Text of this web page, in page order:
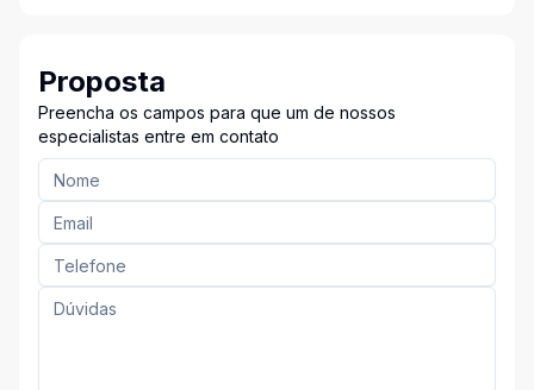
Proposta
Preencha os campos para que um de nossos
especialistas entre em contato